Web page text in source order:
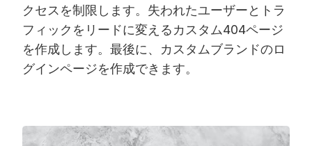
クセスを制限します。失われたユーザーとトラ
フィックをリードに変えるカスタム404ページ
を作成します。最後に、カスタムブランドのロ
グインページを作成できます。